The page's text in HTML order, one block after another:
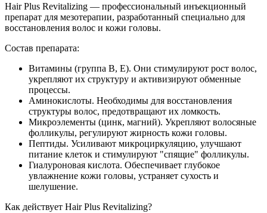
Hair Plus Revitalizing — профессиональный инъекционный
препарат для мезотерапии, разработанный специально для
восстановления волос и кожи головы.
Состав препарата:
Витамины (группа B, E). Они стимулируют рост волос,
укрепляют их структуру и активизируют обменные
процессы.
Аминокислоты. Необходимы для восстановления
структуры волос, предотвращают их ломкость.
Микроэлементы (цинк, магний). Укрепляют волосяные
фолликулы, регулируют жирность кожи головы.
Пептиды. Усиливают микроциркуляцию, улучшают
питание клеток и стимулируют "спящие" фолликулы.
Гиалуроновая кислота. Обеспечивает глубокое
увлажнение кожи головы, устраняет сухость и
шелушение.
Как действует Hair Plus Revitalizing?